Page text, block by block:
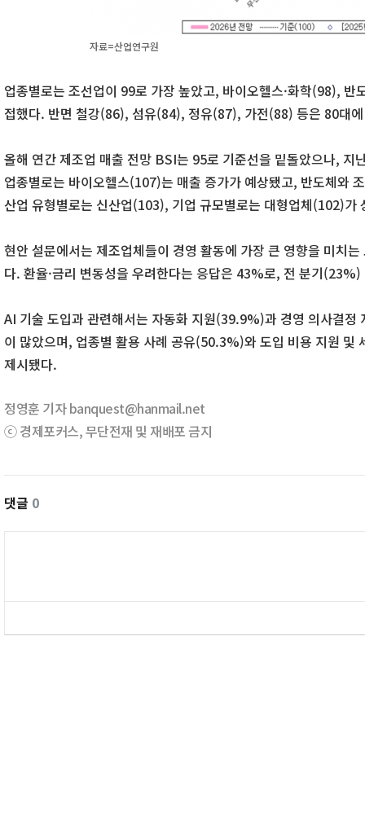
자료=산업연구원
업종별로는 조선업이 99로 가장 높았고, 바이오헬스·화학(98), 반
접했다. 반면 철강(86), 섬유(84), 정유(87), 가전(88) 등은 80대
올해 연간 제조업 매출 전망 BSI는 95로 기준선을 밑돌았으나, 지
업종별로는 바이오헬스(107)는 매출 증가가 예상됐고, 반도체와
산업 유형별로는 신산업(103), 기업 규모별로는 대형업체(102)가
현안 설문에서는 제조업체들이 경영 활동에 가장 큰 영향을 미치
다. 환율·금리 변동성을 우려한다는 응답은 43%로, 전 분기
AI 기술 도입과 관련해서는 자동화 지원(39.9%)과 경영 의사결
이 많았으며, 업종별 활용 사례 공유(50.3%)와 도입 비용 지원
제시됐다.
정영훈 기자 banquest@hanmail.net
ⓒ 경제포커스, 무단전재 및 재배포 금지
댓글 0